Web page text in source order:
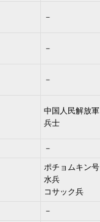
－
－
－
中国人民解放軍
兵士
－
ポチョムキン号
水兵
コサック兵
－